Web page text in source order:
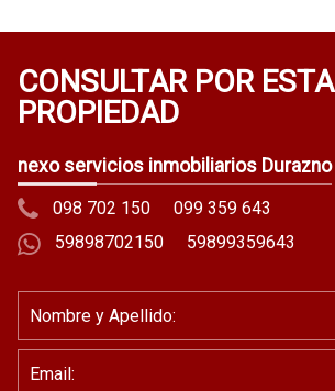
CONSULTAR POR ESTA
PROPIEDAD
nexo servicios inmobiliarios Durazno
098 702 150
099 359 643
59898702150
59899359643